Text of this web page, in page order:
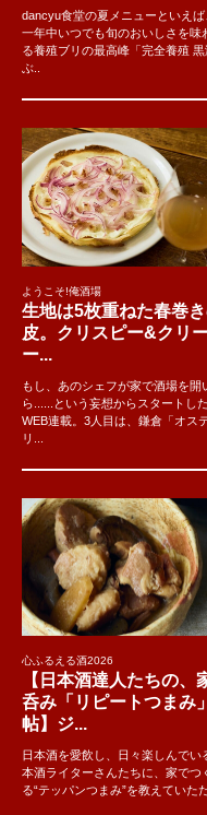
dancyu食堂の夏メニューといえば
一年中いつでも旬のおいしさを味
る養殖ブリの最高峰「完全養殖 黒
ぶ..
ようこそ!俺酒場
生地は5枚重ねた春巻
皮。クリスピー&クリ
ー...
もし、あのシェフが家で酒場を開
ら......という妄想からスタートした
WEB連載。3人目は、鎌倉「オス
リ...
心ふるえる酒2026
【日本酒達人たちの、
呑み「リピートつまみ」
帖】ジ...
日本酒を愛飲し、日々楽しんでい
本酒ライターさんたちに、家でつ
る“テッパンつまみ”を教えていただ